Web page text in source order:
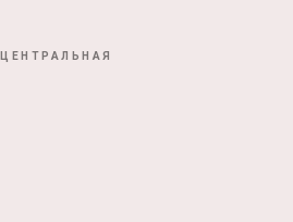
ЦЕНТРАЛЬНАЯ